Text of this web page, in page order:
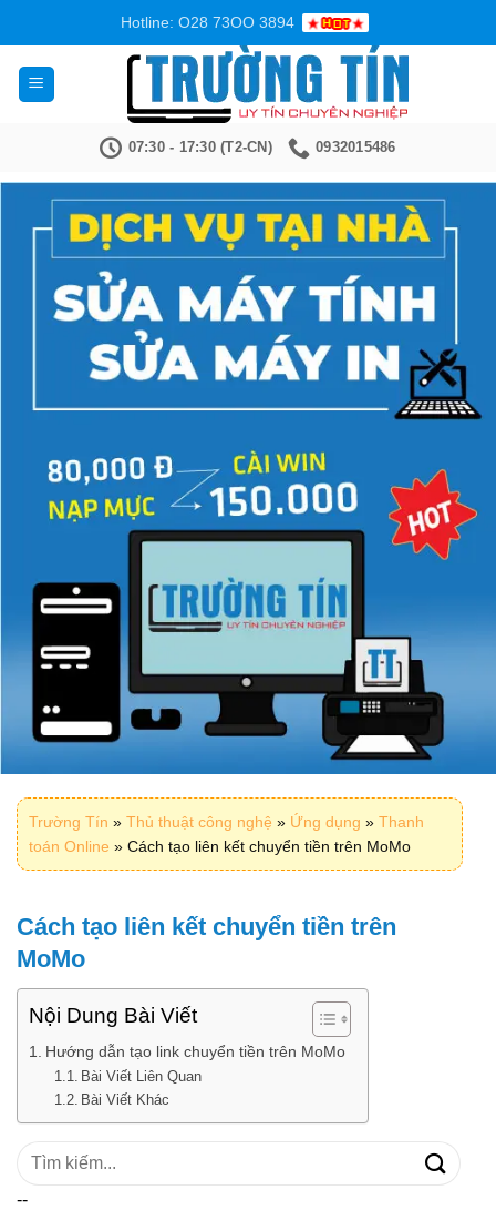
nội
dung
Hotline: O28 73OO 3894
07:30 - 17:30 (T2-CN) 0932015486
Trường Tín » Thủ thuật công nghệ » Ứng dụng » Thanh
toán Online » Cách tạo liên kết chuyển tiền trên MoMo
Cách tạo liên kết chuyển tiền trên
MoMo
Nội Dung Bài Viết
Hướng dẫn tạo link chuyển tiền trên MoMo
Bài Viết Liên Quan
Bài Viết Khác
Tìm
--